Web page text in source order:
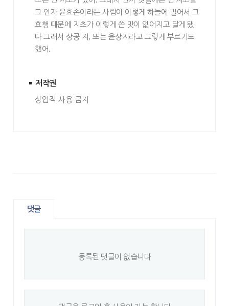
그 인자 윤효손이라는 사람이 이렇게 하늘에 빌어서 그
효행 때문에 지초가 이렇게 쓴 맛이 없어지고 달게 됐
다 그래서 상공 지 ,또는 윤상지라고 그렇게 부르기도
했어 .
저작권
상업적 사용 금지
댓글
등록된 댓글이 없습니다